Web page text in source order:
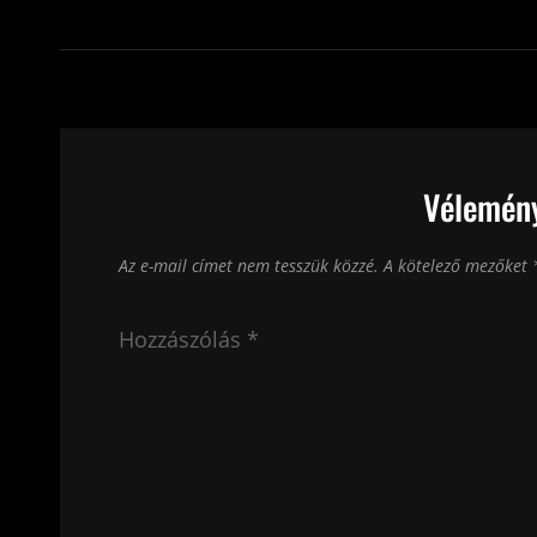
Az e-mail címet nem tesszük közzé. A kötelező mezőket
Hozzászólás *